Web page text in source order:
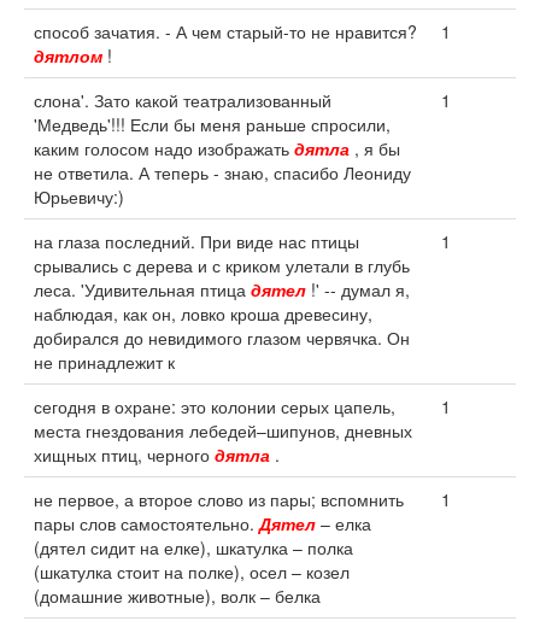
способ зачатия. - А чем старый-то не нравится?
дятлом !
1
слона'. Зато какой театрализованный
'Медведь'!!! Если бы меня раньше спросили,
каким голосом надо изображать дятла , я бы
не ответила. А теперь - знаю, спасибо Леониду
Юрьевичу:)
1
на глаза последний. При виде нас птицы
срывались с дерева и с криком улетали в глубь
леса. 'Удивительная птица дятел !' -- думал я,
наблюдая, как он, ловко кроша древесину,
добирался до невидимого глазом червячка. Он
не принадлежит к
1
сегодня в охране: это колонии серых цапель,
места гнездования лебедей–шипунов, дневных
хищных птиц, черного дятла .
1
не первое, а второе слово из пары; вспомнить
пары слов самостоятельно.Дятел – елка
(дятел сидит на елке), шкатулка – полка
(шкатулка стоит на полке), осел – козел
(домашние животные), волк – белка
1